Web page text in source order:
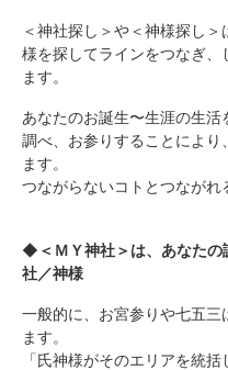
＜神社探し＞や＜神様探し
様を探してラインをつなぎ
ます。
あなたのお誕生〜生涯の生
調べ、お参りすることによ
ます。
つながらないコトとつながれ
◆＜ＭＹ神社＞は、あなたの
社／神様
一般的に、お宮参りや七五三
ます。
「氏神様がそのエリアを統